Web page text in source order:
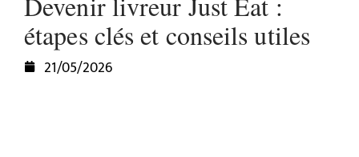
étapes clés et conseils utiles
21/05/2026